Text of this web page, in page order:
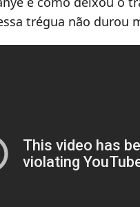
trégua não durou